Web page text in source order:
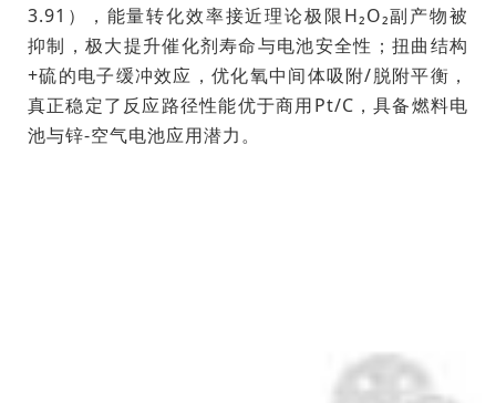
3.91），能量转化效率接近理论极限H₂O₂副产物被
抑制，极大提升催化剂寿命与电池安全性；扭曲结构
+硫的电子缓冲效应，优化氧中间体吸附/脱附平衡，
真正稳定了反应路径性能优于商用Pt/C，具备燃料电
池与锌-空气电池应用潜力。